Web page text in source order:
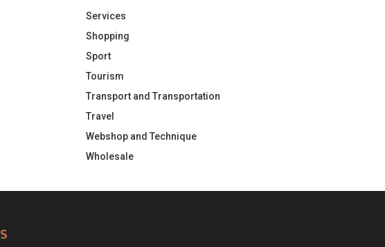
Services
Shopping
Sport
Tourism
Transport and Transportation
Travel
Webshop and Technique
Wholesale